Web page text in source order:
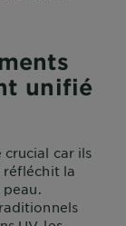
unifié
car ils
réfléchit la